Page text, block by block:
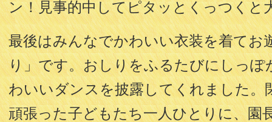
ン！見事的中してピタッとくっつくと
最後はみんなでかわいい衣装を着てお
り」です。おしりをふるたびにしっぽ
わいいダンスを披露してくれました。
頑張った子どもたち一人ひとりに、園